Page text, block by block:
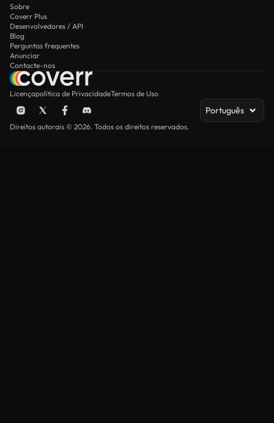
Sobre
Coverr Plus
Desenvolvedores / API
Blog
Perguntas frequentes
Anunciar
Contacte-nos
Licençapolítica de PrivacidadeTermos de Uso
Português
Direitos autorais © 2026. Todos os direitos reservados.